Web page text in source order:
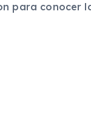
para conocer